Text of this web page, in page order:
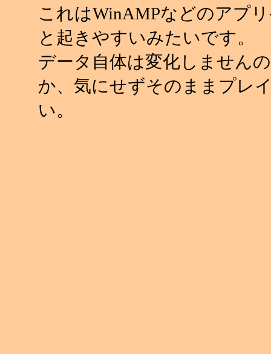
これはWinAMPなどのアプ
と起きやすいみたいです。
データ自体は変化しません
か、気にせずそのままプレ
い。